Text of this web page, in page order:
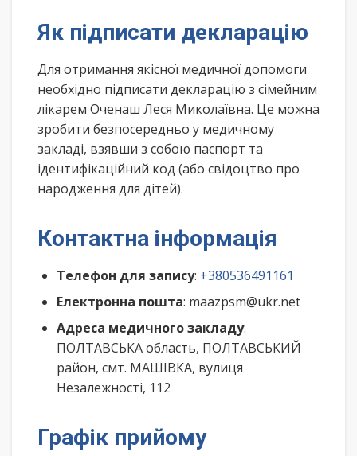
Як підписати декларацію
Для отримання якісної медичної допомоги
необхідно підписати декларацію з сімейним
лікарем Оченаш Леся Миколаївна. Це можна
зробити безпосередньо у медичному
закладі, взявши з собою паспорт та
ідентифікаційний код (або свідоцтво про
народження для дітей).
Контактна інформація
Телефон для запису: +380536491161
Електронна пошта: maazpsm@ukr.net
Адреса медичного закладу:
ПОЛТАВСЬКА область, ПОЛТАВСЬКИЙ
район, смт. МАШІВКА, вулиця
Незалежності, 112
Графік прийому